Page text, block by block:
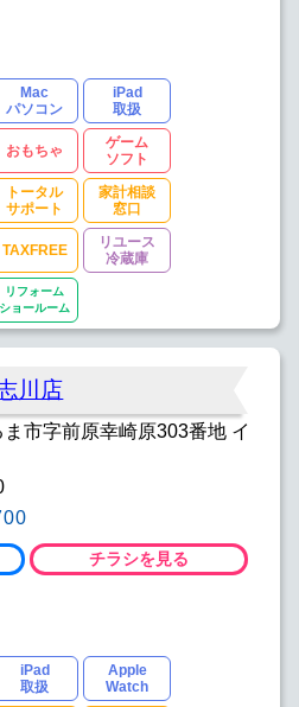
Mac
パソコン
iPad
取扱
おもちゃ
ゲーム
ソフト
トータル
サポート
家計相談
窓口
TAXFREE
リユース
冷蔵庫
リフォーム
ショールーム
川店
市字前原幸崎原303番地 イ
チラシを見る
iPad
取扱
Apple
Watch